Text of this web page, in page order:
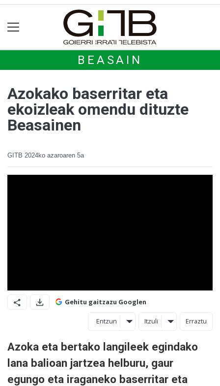
BEASAIN
Azokako baserritar eta
ekoizleak omendu dituzte
Beasainen
GITB 2024ko azaroaren 5a
Gehitu gaitzazu Googlen
Entzun Itzuli Erraztu
Azoka eta bertako langileek egindako
lana balioan jartzea helburu, gaur
egungo eta iraganeko baserritar eta